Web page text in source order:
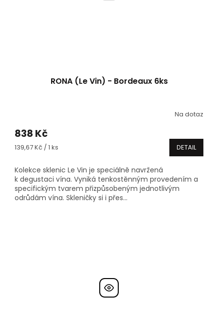
RONA (Le Vin) - Bordeaux 6ks
Na dotaz
838 Kč
Měrná
139,67 Kč / 1 ks DETAIL
Kolekce sklenic Le Vin je speciálně navržená
k degustaci vína. Vyniká tenkostěnným provedením a
specifickým tvarem přizpůsobeným jednotlivým
odrůdám vína. Skleničky si i přes...